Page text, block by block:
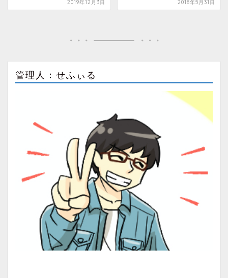
2019年12月3日 2018年5月31日
管理人：せふぃる